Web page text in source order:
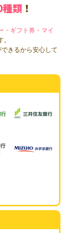
類 ！
・ギフト券・マイ
きるから安心して